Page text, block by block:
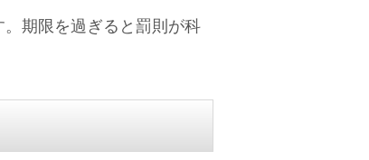
。期限を過ぎると罰則が科